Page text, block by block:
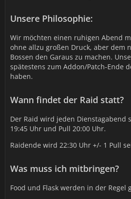
Unsere Philosophie:
Wir möchten einen ruhigen Abend
ohne allzu großen Druck, aber dem
Bossen den Garaus zu machen.
spätestens zum Addon/Patch-Ende
haben.
Wann findet der Raid statt?
Der Raid wird jeden Dienstagabend
19:45 Uhr und Pull 20:00 Uhr.
Raidende wird 22:30 Uhr +/- 1 Pull
Was muss ich mitbringen?
Food und Flask werden in der Regel